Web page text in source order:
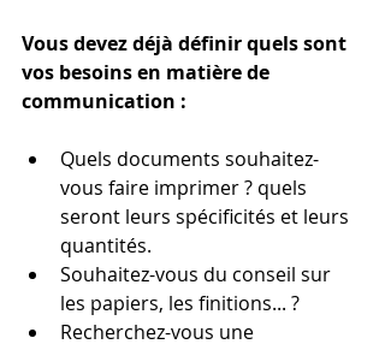
Vous devez déjà définir quels sont
vos besoins en matière de
communication :
Quels documents souhaitez-
vous faire imprimer ? quels
seront leurs spécificités et leurs
quantités.
Souhaitez-vous du conseil sur
les papiers, les finitions... ?
Recherchez-vous une